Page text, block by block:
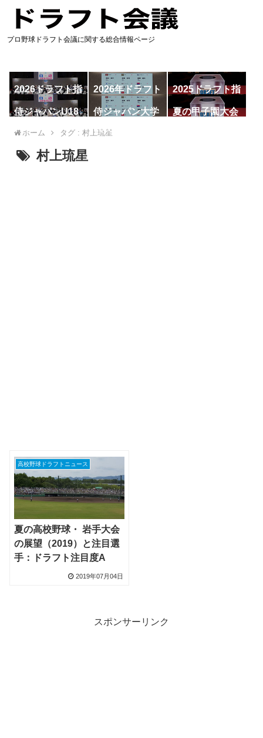
プロ野球ドラフト会議に関する総合情報ページ
2026ドラフト指
名予想
2026年ドラフト
候補
2025ドラフト指
名一覧
侍ジャパンU18
代表
侍ジャパン大学
代表
夏の甲子園大会
ホーム タグ : 村上琉星
村上琉星
高校野球ドラフトニュース
夏の高校野球・ 岩手大会
の展望（2019）と注目選
手：ドラフト注目度A
2019年07月04日
スポンサーリンク